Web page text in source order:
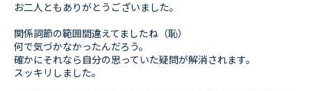
お二人ともありがとうございました。
関係詞節の範囲間違えてましたね（恥）
何で気づかなかったんだろう。
確かにそれなら自分の思っていた疑問が解消されます。
スッキリしました。